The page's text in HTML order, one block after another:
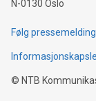
N-0130 Oslo
Følg
© NTB